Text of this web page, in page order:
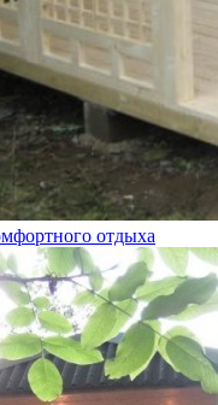
отдыха